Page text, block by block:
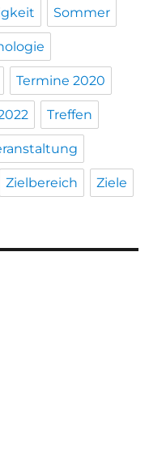
Sommer
Termine 2020
Treffen
Zielbereich Ziele